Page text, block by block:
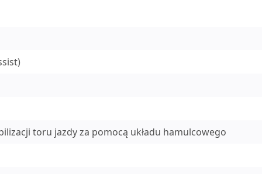
toru jazdy za pomocą układu hamulcowego